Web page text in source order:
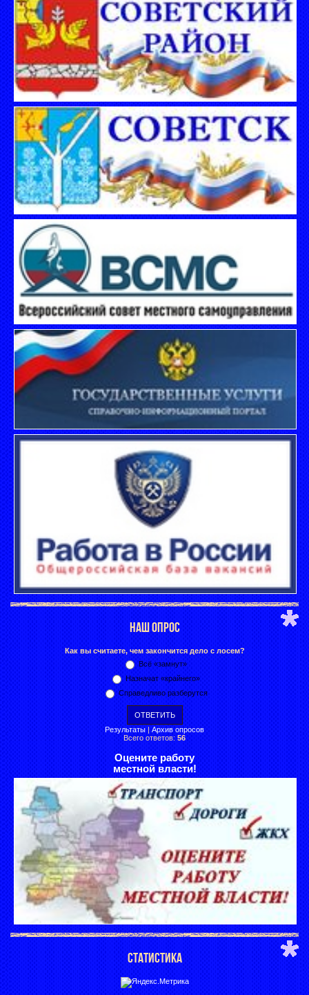
НАШ ОПРОС
Как вы считаете, чем закончится дело с лосем?
Всё «замнут»
Назначат «крайнего»
Справедливо разберутся
Результаты | Архив опросов
Всего ответов: 56
Оцените работу
местной власти!
СТАТИСТИКА